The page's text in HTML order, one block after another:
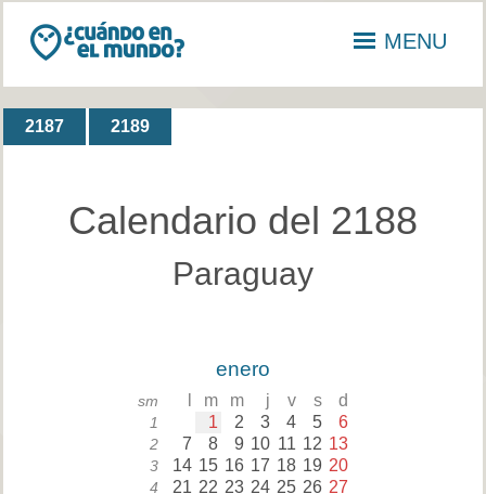
MENU
2187 2189
Calendario del 2188
Paraguay
enero
sm m m j v s d
1 1 2 3 4 5 6
2 7 8 9 10 11 12 13
3 14 15 16 17 18 19 20
4 21 22 23 24 25 26 27